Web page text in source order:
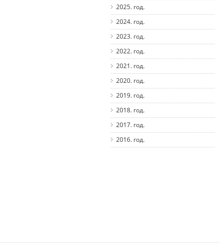
2025. год.
2024. год.
2023. год.
2022. год.
2021. год.
2020. год.
2019. год.
2018. год.
2017. год.
2016. год.